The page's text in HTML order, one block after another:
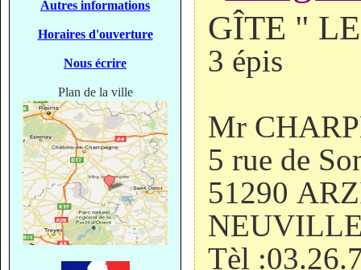
Autres informations
Horaires d'ouverture
Nous écrire
Plan de la ville
GÎTE "
3 épis
Mr
5 rue de
51290
Tèl :